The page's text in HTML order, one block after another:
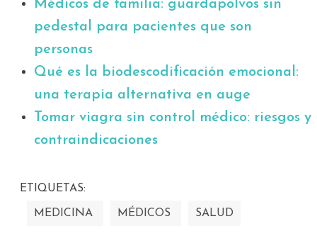
Médicos de familia: guardapolvos sin
pedestal para pacientes que son
personas
Qué es la biodescodificación emocional:
una terapia alternativa en auge
Tomar viagra sin control médico: riesgos y
contraindicaciones
ETIQUETAS:
MEDICINA MÉDICOS SALUD